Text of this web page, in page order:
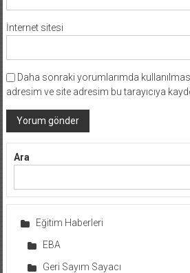
İnternet sitesi
Daha sonraki yorumlarımda
adresim ve site adresim bu tarayıcıya
Ara
Eğitim Haberleri
EBA
Geri Sayım Sayacı